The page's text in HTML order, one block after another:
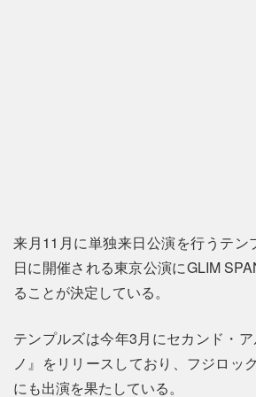
来月11月に単独来日公演を行うテン
日に開催される東京公演にGLIM
ることが決定している。
テンプルズは今年3月にセカンド・
ノ』をリリースしており、フジロッ
にも出演を果たしている。